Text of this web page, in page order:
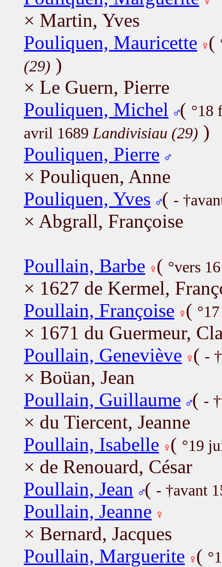
× Martin, Yves
Pouliquen, Mauricette (
(29) )
× Le Guern, Pierre
Pouliquen, Michel
( °18
avril 1689 Landivisiau (29) )
Pouliquen, Pierre
× Pouliquen, Anne
Pouliquen, Yves ( -
× Abgrall, Françoise
Poullain, Barbe ( °vers
× 1627 de Kermel,
Poullain, Françoise (
× 1671 du Guermeur,
Poullain, Geneviève ( -
× Boüan, Jean
Poullain, Guillaume ( -
× du Tiercent, Jeanne
Poullain, Isabelle ( °19
× de Renouard, César
Poullain, Jean
( - †avant
Poullain, Jeanne
× Bernard, Jacques
Poullain, Marguerite (